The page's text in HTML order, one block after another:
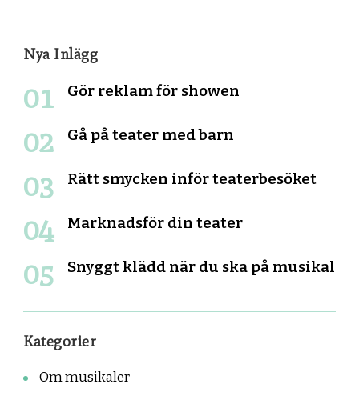
Navigation
Nya Inlägg
Gör reklam för showen
Gå på teater med barn
Rätt smycken inför teaterbesöket
Marknadsför din teater
Snyggt klädd när du ska på musikal
Kategorier
Om musikaler